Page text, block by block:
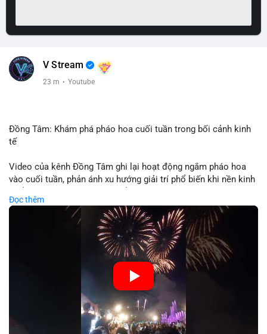
V Stream
23 m · Youtube
Đồng Tâm: Khám phá pháo hoa cuối tuần trong bối cảnh kinh
tế
Video của kênh Đồng Tâm ghi lại hoạt động ngắm pháo hoa
vào cuối tuần, phản ánh xu hướng giải trí phổ biến khi nền kinh
trải nghiệm hơn là đầu tư vào tài sản vật chất. Trong bối cảnh
lãi suất ổn định và thị trường crypto ổn định, hoạt động giải trí
như vậy thường tăng trưởng khi người dân có khả năng chi
tiêu. Tuy nhiên, sự ưu tiên giải trí có thể ảnh hưởng đến tỷ lệ
tiết kiệm hoặc đầu tư vào crypto nếu người tiêu dùng chuyển
🎥 Xem video trực tiếp tại:
Nguồn: Đồng Tâm
Đọc thêm